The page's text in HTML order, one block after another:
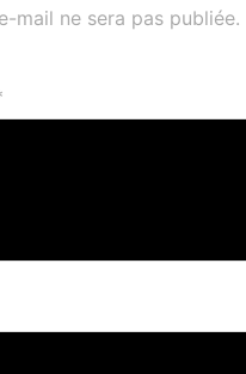
mail ne sera pas publiée.